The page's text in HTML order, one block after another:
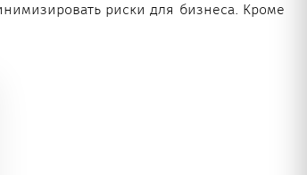
риски для бизнеса. Кроме